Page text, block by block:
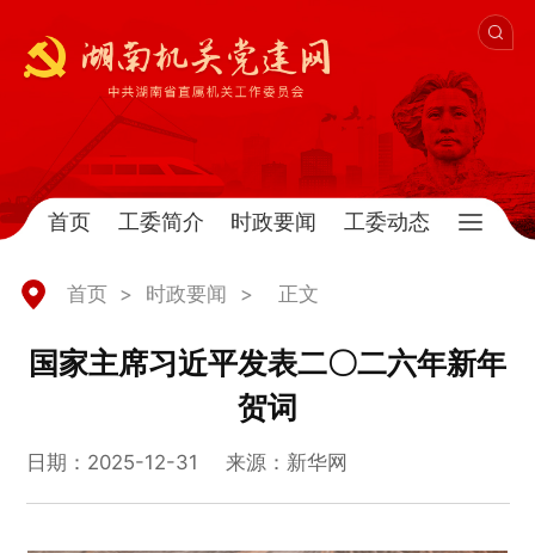
首页 工委简介 时政要闻 工委动态
首页 > 时政要闻 > 正文
国家主席习近平发表二〇二六年新年
贺词
日期：2025-12-31 来源：新华网